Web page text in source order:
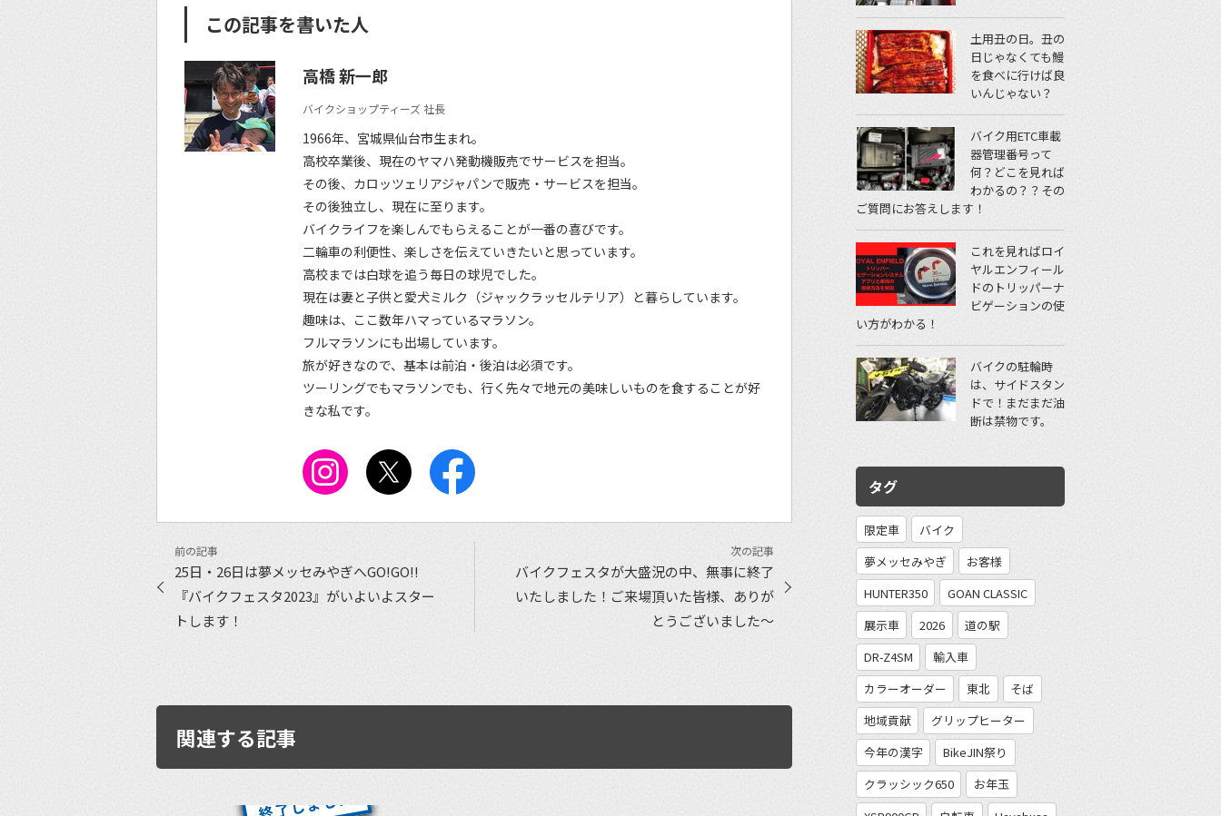
この記事を書いた人
高橋 新一郎
バイクショップティーズ 社長
1966年、宮城県仙台市生まれ。
高校卒業後、現在のヤマハ発動機販売でサービスを担当。
その後、カロッツェリアジャパンで販売・サービスを担当。
その後独立し、現在に至ります。
バイクライフを楽しんでもらえることが一番の喜びです。
二輪車の利便性、楽しさを伝えていきたいと思っています。
高校までは白球を追う毎日の球児でした。
現在は妻と子供と愛犬ミルク（ジャックラッセルテリア）と暮らしています。
趣味は、ここ数年ハマっているマラソン。
フルマラソンにも出場しています。
旅が好きなので、基本は前泊・後泊は必須です。
ツーリングでもマラソンでも、行く先々で地元の美味しいものを食することが好
きな私です。
25日・26日は夢メッセみやぎへGO!GO!!
『バイクフェスタ2023』がいよいよスター
トします！
バイクフェスタが大盛況の中、無事に終了
いたしました！ご来場頂いた皆様、ありが
とうございました〜
関連する記事
土用丑の日。丑の
日じゃなくても鰻
を食べに行けば良
いんじゃない？
バイク用ETC車載
器管理番号って
何？どこを見れば
わかるの？？その
ご質問にお答えします！
これを見ればロイ
ヤルエンフィール
ドのトリッパーナ
ビゲーションの使
い方がわかる！
バイクの駐輪時
は、サイドスタン
ドで！まだまだ油
断は禁物です。
タグ
限定車
バイク
夢メッセみやぎ
お客様
HUNTER350
GOAN CLASSIC
展示車
2026
道の駅
DR-Z4SM
輸入車
カラーオーダー
東北
そば
地域貢献
グリップヒーター
今年の漢字
BikeJIN祭り
クラッシック650
お年玉